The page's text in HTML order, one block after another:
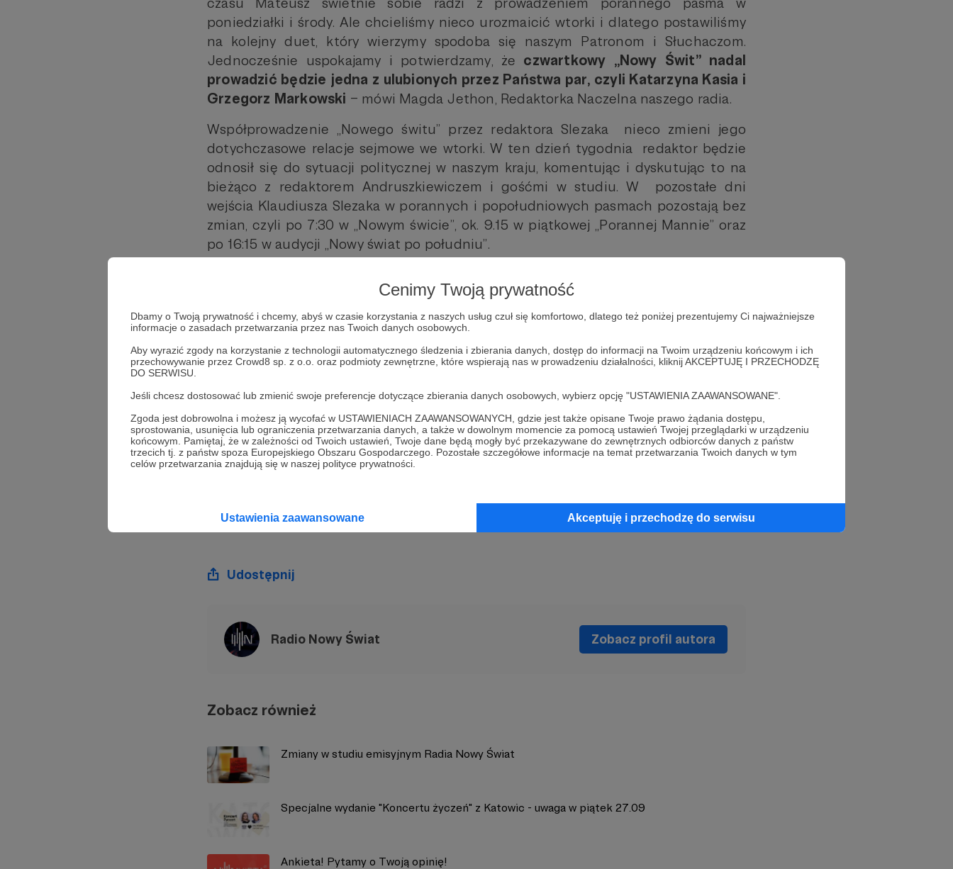
Cenimy Twoją prywatność
Dbamy o Twoją prywatność i chcemy, abyś w czasie korzystania z naszych usług czuł się komfortowo, dlatego też poniżej prezentujemy Ci najważniejsze
informacje o zasadach przetwarzania przez nas Twoich danych osobowych.
Aby wyrazić zgody na korzystanie z technologii automatycznego śledzenia i zbierania danych, dostęp do informacji na Twoim urządzeniu końcowym i ich
przechowywanie przez Crowd8 sp. z o.o. oraz podmioty zewnętrzne, które wspierają nas w prowadzeniu działalności, kliknij AKCEPTUJĘ I PRZECHODZĘ
DO SERWISU.
Jeśli chcesz dostosować lub zmienić swoje preferencje dotyczące zbierania danych osobowych, wybierz opcję "USTAWIENIA ZAAWANSOWANE".
Zgoda jest dobrowolna i możesz ją wycofać w USTAWIENIACH ZAAWANSOWANYCH, gdzie jest także opisane Twoje prawo żądania dostępu,
sprostowania, usunięcia lub ograniczenia przetwarzania danych, a także w dowolnym momencie za pomocą ustawień Twojej przeglądarki w urządzeniu
końcowym. Pamiętaj, że w zależności od Twoich ustawień, Twoje dane będą mogły być przekazywane do zewnętrznych odbiorców danych z państw
trzecich tj. z państw spoza Europejskiego Obszaru Gospodarczego. Pozostałe szczegółowe informacje na temat przetwarzania Twoich danych w tym
celów przetwarzania znajdują się w naszej polityce prywatności.
Ustawienia zaawansowane Akceptuję i przechodzę do serwisu
poniedziałki i środy. Ale chcieliśmy nieco urozmaicić wtorki i dlatego postawiliśmy
na kolejny duet, który wierzymy spodoba się naszym Patronom i Słuchaczom.
Jednocześnie uspokajamy i potwierdzamy, że czwartkowy „Nowy Świt” nadal
prowadzić będzie jedna z ulubionych przez Państwa par, czyli Katarzyna Kasia i
Grzegorz Markowski – mówi Magda Jethon, Redaktorka Naczelna naszego radia.
Współprowadzenie „Nowego świtu” przez redaktora Slezaka nieco zmieni jego
dotychczasowe relacje sejmowe we wtorki. W ten dzień tygodnia redaktor będzie
odnosił się do sytuacji politycznej w naszym kraju, komentując i dyskutując to na
bieżąco z redaktorem Andruszkiewiczem i gośćmi w studiu. W pozostałe dni
wejścia Klaudiusza Slezaka w porannych i popołudniowych pasmach pozostają bez
zmian, czyli po 7:30 w „Nowym świcie”, ok. 9.15 w piątkowej „Porannej Mannie” oraz
po 16:15 w audycji „Nowy świat po południu”.
Lipka-Barnett, a od wtorku do piątku Jan Niebudek.
I jeszcze zapowiedź wyjątkowego wydarzenia!Będziemy z audycją wyjazdową w
27 września, piątek, o g. 11:00 na naszej antenie rozpocznie się specjalne wydanie
"Koncertu życzeń" z Katowic, europejskiego miasta nauki 2024, które poprowadzą
Joanna Kołaczkowska i prof. Ryszard Koziołek.
Udostępnij
Radio Nowy Świat Zobacz profil autora
Zobacz również
Zmiany w studiu emisyjnym Radia Nowy Świat
Specjalne wydanie "Koncertu życzeń" z Katowic - uwaga w piątek 27.09
Ankieta! Pytamy o Twoją opinię!